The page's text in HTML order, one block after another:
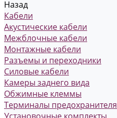
Назад
Кабели
Акустические кабели
Межблочные кабели
Монтажные кабели
Разъемы и переходники
Силовые кабели
Камеры заднего вида
Обжимные клеммы
Терминалы предохранителя